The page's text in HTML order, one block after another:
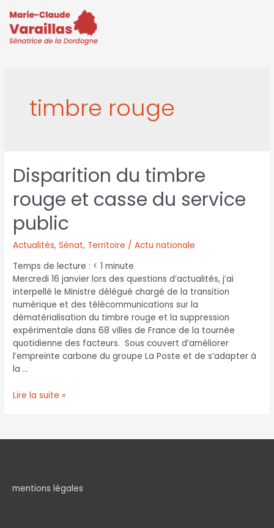
timbre rouge
Disparition du timbre
rouge et casse du service
public
Actualités,Sénat, Territoire / Actu nationale
Temps de lecture : < 1 minute
Mercredi 16 janvier lors des questions d’actualités, j’ai
interpellé le Ministre délégué chargé de la transition
numérique et des télécommunications sur la
dématérialisation du timbre rouge et la suppression
expérimentale dans 68 villes de France de la tournée
quotidienne des facteurs. Sous couvert d’améliorer
l’empreinte carbone du groupe La Poste et de s’adapter à
la …
Lire la suite »
mentions légales